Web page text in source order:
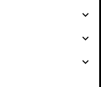
navigate_before
navigate_before
navigate_before